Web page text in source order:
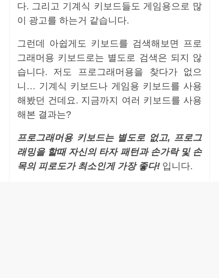
다. 그리고 기계식 키보드들도 게임용으로 많
이 광고를 하는거 같습니다.
그런데 아쉽게도 키보드를 검색해보면 프로
그래머용 키보드로는 별도로 검색은 되지 않
습니다. 저도 프로그래머용을 찾다가 없으
니… 기계식 키보드나 게임용 키보드를 사용
해봤던 건데요. 지금까지 여러 키보드를 사용
해본 결과는?
프로그래머용 키보드는 별도로 없고, 프로그
래밍을 할때 자신의 타자 패턴과 손가락 및 손
목의 피로도가 최소인게 가장 좋다! 입니다.